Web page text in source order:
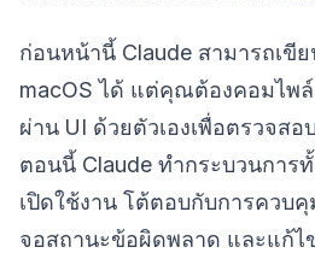
ก่อนหน้านี้ Claude สามารถเขี
macOS ได้ แต่คุณต้องคอมไพ
ผ่าน UI ด้วยตัวเองเพื่อตรวจส
ตอนนี้ Claude ทำกระบวนกา
เปิดใช้งาน โต้ตอบกับการควบ
จอสถานะข้อผิดพลาด และแก้